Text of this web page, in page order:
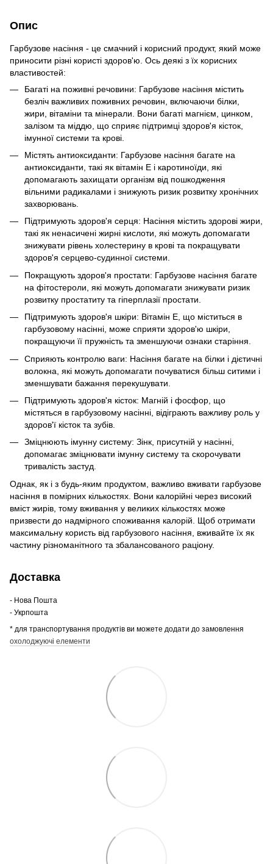
Опис
Гарбузове насіння - це смачний і корисний продукт, який може
приносити різні користі здоров'ю. Ось деякі з їх корисних
властивостей:
Багаті на поживні речовини: Гарбузове насіння містить
безліч важливих поживних речовин, включаючи білки,
жири, вітаміни та мінерали. Вони багаті магнієм, цинком,
залізом та міддю, що сприяє підтримці здоров'я кісток,
імунної системи та крові.
Містять антиоксиданти: Гарбузове насіння багате на
антиоксиданти, такі як вітамін Е і каротиноїди, які
допомагають захищати організм від пошкодження
вільними радикалами і знижують ризик розвитку хронічних
захворювань.
Підтримують здоров'я серця: Насіння містить здорові жири,
такі як ненасичені жирні кислоти, які можуть допомагати
знижувати рівень холестерину в крові та покращувати
здоров'я серцево-судинної системи.
Покращують здоров'я простати: Гарбузове насіння багате
на фітостероли, які можуть допомагати знижувати ризик
розвитку простатиту та гіперплазії простати.
Підтримують здоров'я шкіри: Вітамін Е, що міститься в
гарбузовому насінні, може сприяти здоров'ю шкіри,
покращуючи її пружність та зменшуючи ознаки старіння.
Сприяють контролю ваги: Насіння багате на білки і дієтичні
волокна, які можуть допомагати почуватися більш ситими і
зменшувати бажання перекушувати.
Підтримують здоров'я кісток: Магній і фосфор, що
містяться в гарбузовому насінні, відіграють важливу роль у
здоров'ї кісток та зубів.
Зміцнюють імунну систему: Зінк, присутній у насінні,
допомагає зміцнювати імунну систему та скорочувати
тривалість застуд.
Однак, як і з будь-яким продуктом, важливо вживати гарбузове
насіння в помірних кількостях. Вони калорійні через високий
вміст жирів, тому вживання у великих кількостях може
призвести до надмірного споживання калорій. Щоб отримати
максимальну користь від гарбузового насіння, вживайте їх як
частину різноманітного та збалансованого раціону.
Доставка
- Нова Пошта
- Укрпошта
* для транспортування продуктів ви можете додати до замовлення
охолоджуючі елементи